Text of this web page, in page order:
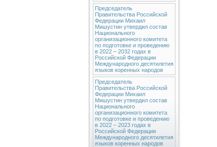
Председатель
Правительства Российской
Федерации Михаил
Мишустин утвердил состав
Национального
организационного комитета
по подготовке и проведению
в 2022 – 2032 годах в
Российской Федерации
Международного десятилетия
языков коренных народов
Председатель
Правительства Российской
Федерации Михаил
Мишустин утвердил состав
Национального
организационного комитета
по подготовке и проведению
в 2022 – 2023 годах в
Российской Федерации
Международного десятилетия
языков коренных народов